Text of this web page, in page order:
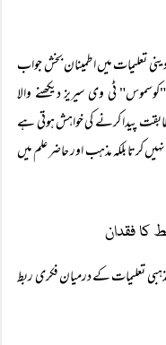
تعلیمات میں اطمینان بخش جواب
ٹی وی سیریز دیکھنے والا
پیدا کرنے کی خواہش ہوتی ہے
کرتا بلکہ مذہب اور حاضر علم میں
کا فقدان
تعلیمات کے درمیان فکری ربط